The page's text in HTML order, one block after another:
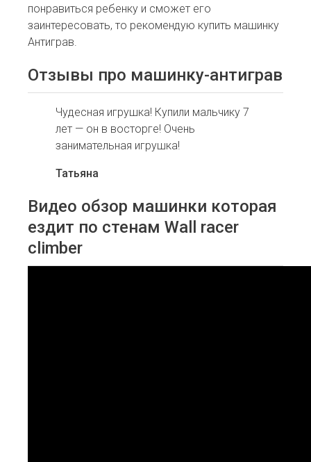
понравиться ребенку и сможет его
заинтересовать, то рекомендую купить машинку
Антиграв.
Отзывы про машинку-антиграв
Чудесная игрушка! Купили мальчику 7
лет — он в восторге! Очень
занимательная игрушка!
Татьяна
Видео обзор машинки которая
ездит по стенам Wall racer
climber